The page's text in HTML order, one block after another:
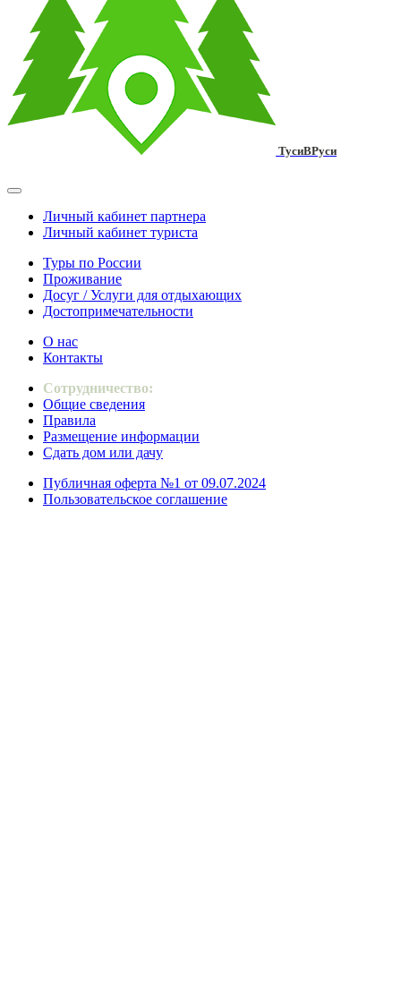
ТусиВРуси
Личный кабинет партнера
Личный кабинет туриста
Туры по России
Проживание
Досуг / Услуги для отдыхающих
Достопримечательности
О нас
Контакты
Сотрудничество:
Общие сведения
Правила
Размещение информации
Сдать дом или дачу
Публичная оферта №1 от 09.07.2024
Пользовательское соглашение